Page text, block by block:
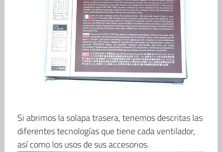
Si abrimos la solapa trasera, tenemos descritas las
diferentes tecnologías que tiene cada ventilador,
así como los usos de sus accesorios.